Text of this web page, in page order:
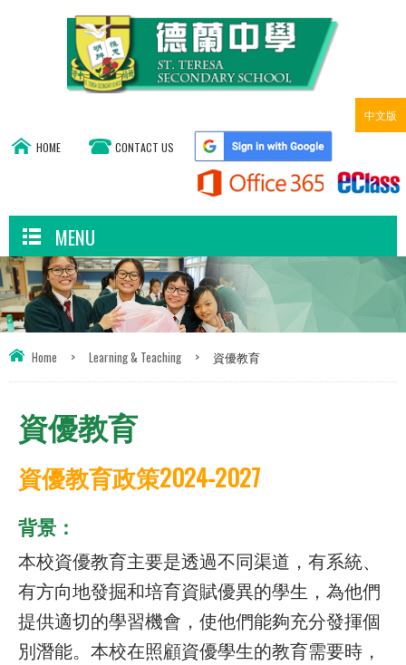
中文版
HOME CONTACT US
MENU
Home > Learning & Teaching > 資優教育
資優教育
資優教育政策2024-2027
背景：
本校資優教育主要是透過不同渠道，有系統、
有方向地發掘和培育資賦優異的學生，為他們
提供適切的學習機會，使他們能夠充分發揮個
別潛能。本校在照顧資優學生的教育需要時，